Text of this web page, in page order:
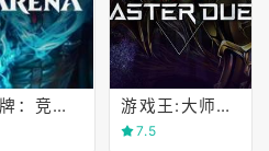
万智牌：竞技场(Magic) 游戏王:大师对决(Yu-Gi-Oh! MASTER DUEL)
7.5